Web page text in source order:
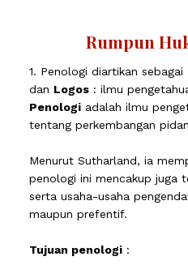
Rumpun
1. Penologi diartikan sebagai
dan Logos : ilmu
Penologi adalah ilmu
tentang perkembangan
Menurut Sutharland, ia
penologi ini mencakup juga
serta usaha-usaha
maupun prefentif.
Tujuan penologi :